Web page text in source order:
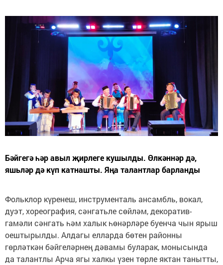
Бәйгегә һәр авыл җирлеге кушылды. Өлкәннәр дә,
яшьләр дә күп катнашты. Яңа талантлар барланды
Фольклор күренеш, инструменталь ансамбль, вокал,
дуэт, хореография, сәнгатьле сөйләм, декоратив-
гамәли сәнгать һәм халык һөнәрләре буенча чын ярыш
оештырылды. Алдагы елларда бөтен районны
гөрләткән бәйгеләрнең дәвамы буларак, монысында
да талантлы Арча ягы халкы үзен төрле яктан танытты,